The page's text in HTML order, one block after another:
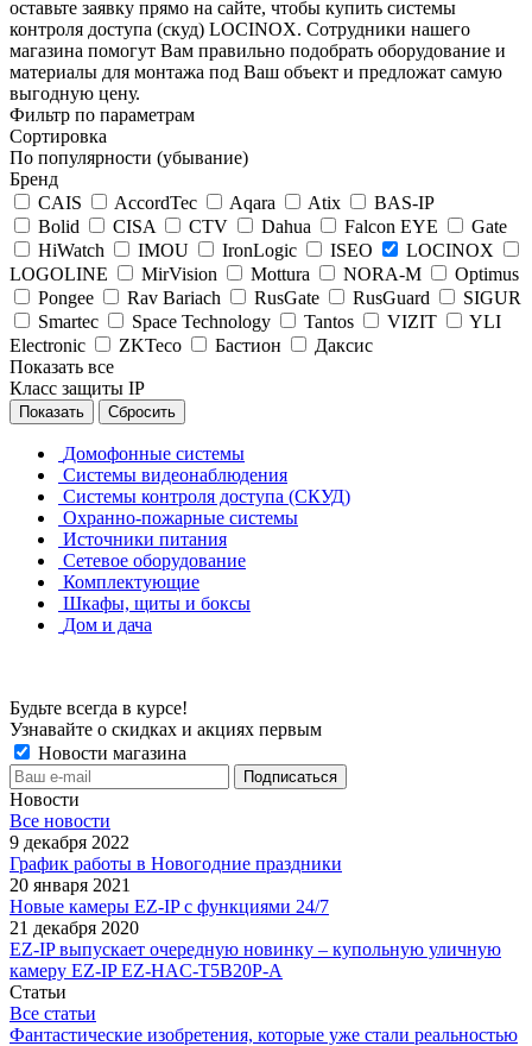
оставьте заявку прямо на сайте, чтобы купить системы
контроля доступа (скуд) LOCINOX. Сотрудники нашего
магазина помогут Вам правильно подобрать оборудование и
материалы для монтажа под Ваш объект и предложат самую
выгодную цену.
Фильтр по параметрам
Сортировка
По популярности (убывание)
Бренд
CAIS
AccordTec Aqara Atix
BAS-IP
Bolid
CISA CTV Dahua Falcon EYE
Gate
HiWatch
IMOU IronLogic ISEO
LOCINOX
LOGOLINE
MirVision Mottura NORA-M
Optimus
Pongee
Rav Bariach RusGate RusGuard
SIGUR
Smartec
Space Technology Tantos VIZIT
YLI
Electronic
ZKTeco Бастион
Даксис
Показать все
Класс защиты IP
Сбросить
Домофонные системы
Системы видеонаблюдения
Системы контроля доступа (СКУД)
Охранно-пожарные системы
Источники питания
Сетевое оборудование
Комплектующие
Шкафы, щиты и боксы
Дом и дача
Будьте всегда в курсе!
Узнавайте о скидках и акциях первым
Новости магазина
Новости
Все новости
9 декабря 2022
График работы в Новогодние праздники
20 января 2021
Новые камеры EZ-IP с функциями 24/7
21 декабря 2020
EZ-IP выпускает очередную новинку – купольную уличную
камеру EZ-IP EZ-HAC-T5B20P-A
Статьи
Все статьи
Фантастические изобретения, которые уже стали реальностью